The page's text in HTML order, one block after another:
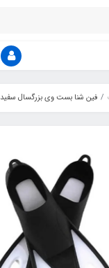
فین شنا بست وی بزرگسال سفید